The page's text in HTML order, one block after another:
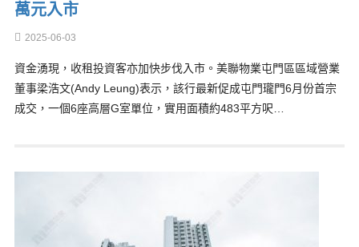
萬元入市
2025-06-03
資金湧現，收租投資客亦加快步伐入市。美聯物業屯門區區域營業
董事梁浩文(Andy Leung)表示，該行最新促成屯門瓏門6月份首宗
成交，一個6座高層G室單位，實用面積約483平方呎…